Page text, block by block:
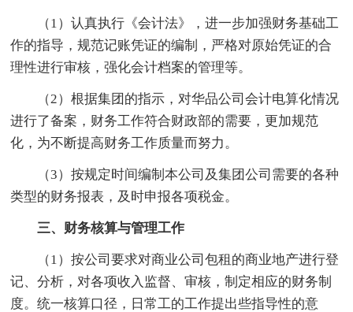
（1）认真执行《会计法》，进一步加强财务基础工
作的指导，规范记账凭证的编制，严格对原始凭证的合
理性进行审核，强化会计档案的管理等。
（2）根据集团的指示，对华品公司会计电算化情况
进行了备案，财务工作符合财政部的需要，更加规范
化，为不断提高财务工作质量而努力。
（3）按规定时间编制本公司及集团公司需要的各种
类型的财务报表，及时申报各项税金。
三、财务核算与管理工作
（1）按公司要求对商业公司包租的商业地产进行登
记、分析，对各项收入监督、审核，制定相应的财务制
度。统一核算口径，日常工的工作提出些指导性的意